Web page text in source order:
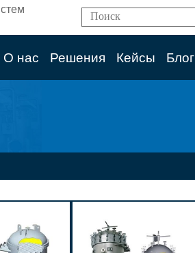
О нас Решения Кейсы Блог